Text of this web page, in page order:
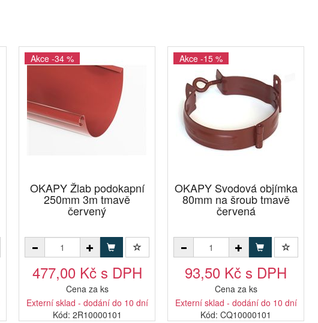
Akce -34 %
OKAPY Žlab podokapní
250mm 3m tmavě
červený
477,00 Kč s DPH
Cena za ks
Externí sklad - dodání do 10 dní
Kód: 2R10000101
Akce -15 %
OKAPY Svodová objímka
80mm na šroub tmavě
červená
93,50 Kč s DPH
Cena za ks
Externí sklad - dodání do 10 dní
Kód: CQ10000101